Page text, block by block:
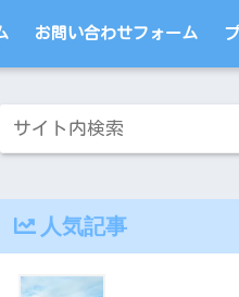
お問い合わせフォーム
人気記事